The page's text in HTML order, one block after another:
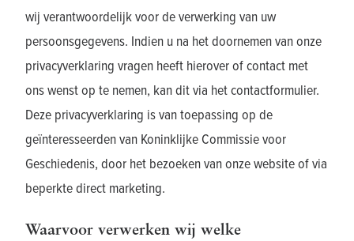
wij verantwoordelijk voor de verwerking van uw
persoonsgegevens. Indien u na het doornemen van onze
privacyverklaring vragen heeft hierover of contact met
ons wenst op te nemen, kan dit via het contactformulier.
Deze privacyverklaring is van toepassing op de
geïnteresseerden van Koninklijke Commissie voor
Geschiedenis, door het bezoeken van onze website of via
beperkte direct marketing.
Waarvoor verwerken wij welke